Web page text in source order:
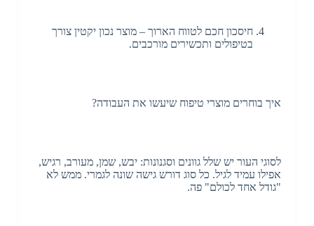
חיסכון חכם לטווח הארוך – מוצר נכון יקטין צורך
בטיפולים ותכשירים מורכבים.
איך בוחרים מוצרי טיפוח שיעשו את העבודה?
לסוגי העור יש שלל גוונים וסגנונות: יבש, שמן, מעורב, רגיש,
אפילו עמיד לגיל. כל סוג דורש גישה שונה לגמרי. ממש לא
"גודל אחד לכולם" פה.